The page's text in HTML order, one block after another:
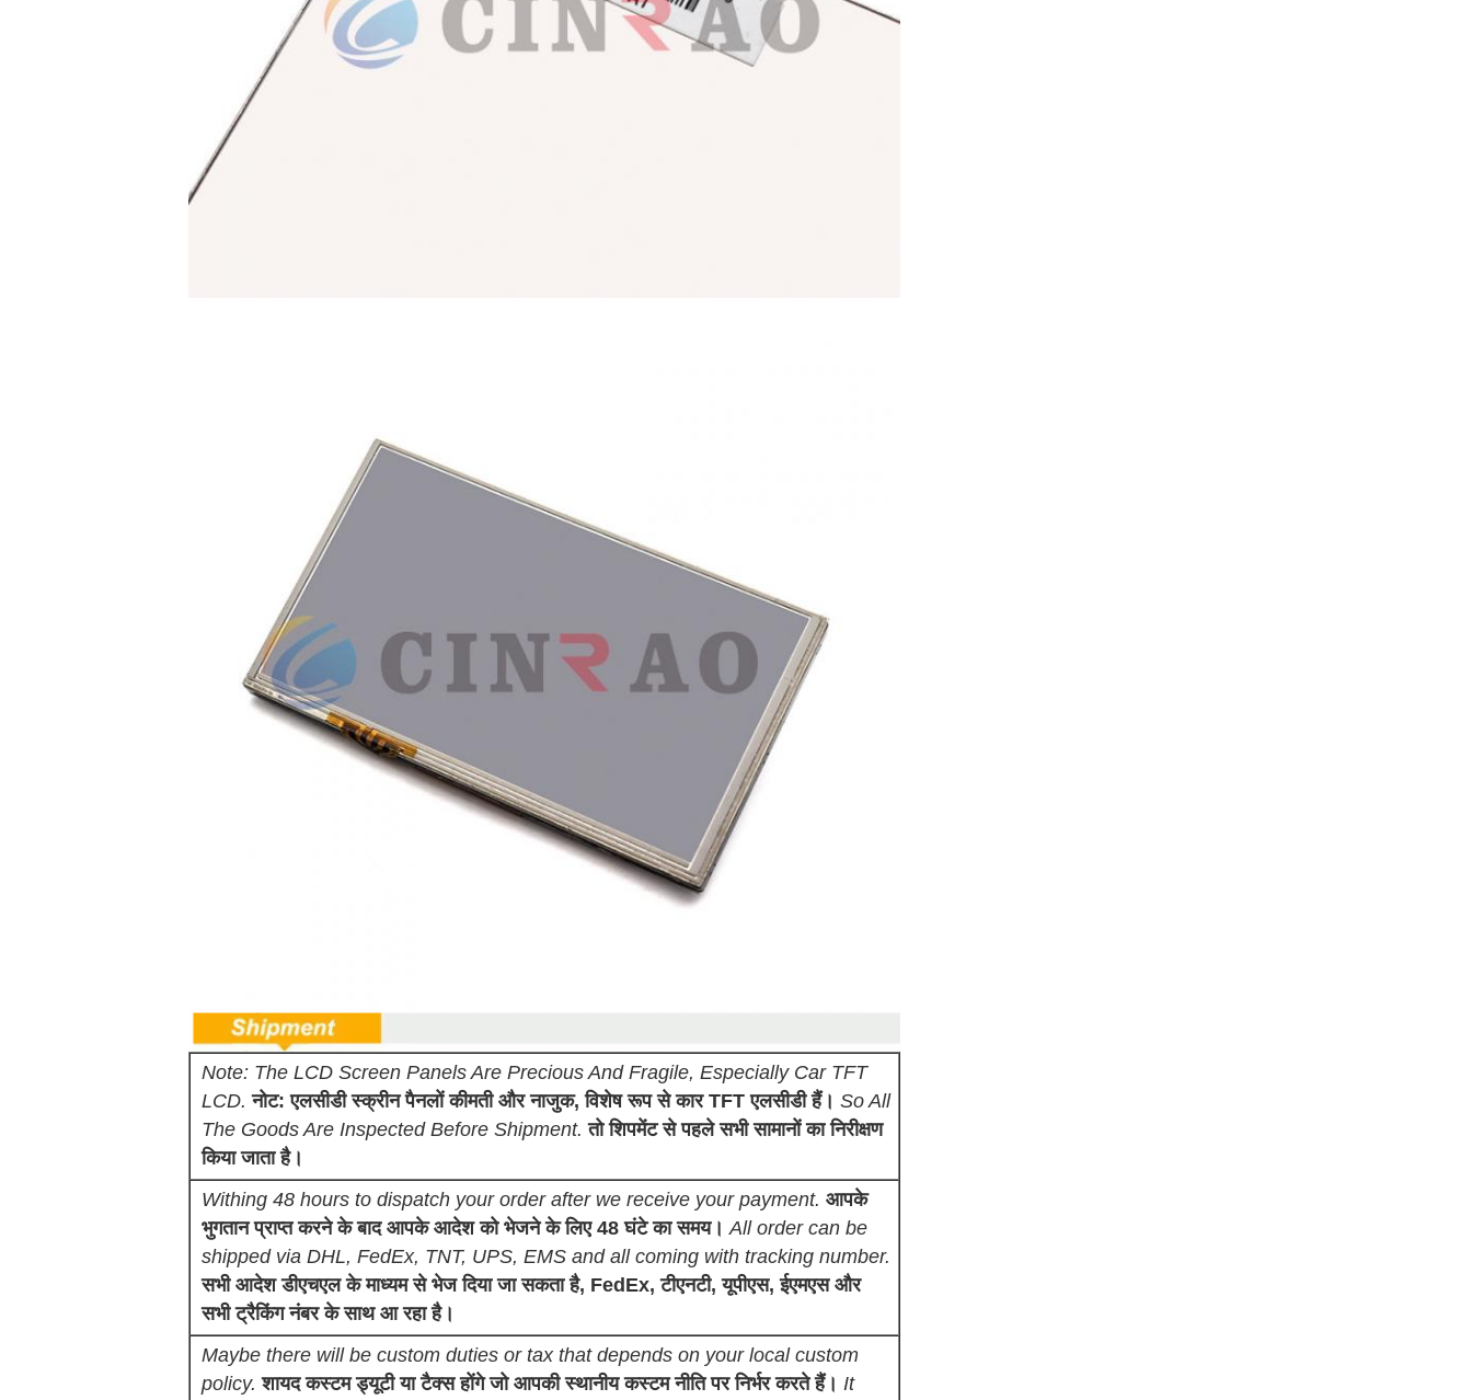
Note: The LCD Screen Panels Are Precious And Fragile, Especially Car TFT
LCD. नोट: एलसीडी स्क्रीन पैनलों कीमती और नाजुक, विशेष रूप से कार TFT एलसीडी हैं। So All
The Goods Are Inspected Before Shipment. तो शिपमेंट से पहले सभी सामानों का निरीक्षण
किया जाता है।
Withing 48 hours to dispatch your order after we receive your payment. आपके
भुगतान प्राप्त करने के बाद आपके आदेश को भेजने के लिए 48 घंटे का समय। All order can be
shipped via DHL, FedEx, TNT, UPS, EMS and all coming with tracking number.
सभी आदेश डीएचएल के माध्यम से भेज दिया जा सकता है, FedEx, टीएनटी, यूपीएस, ईएमएस और
सभी ट्रैकिंग नंबर के साथ आ रहा है।
Maybe there will be custom duties or tax that depends on your local custom
policy. शायद कस्टम ड्यूटी या टैक्स होंगे जो आपकी स्थानीय कस्टम नीति पर निर्भर करते हैं। It